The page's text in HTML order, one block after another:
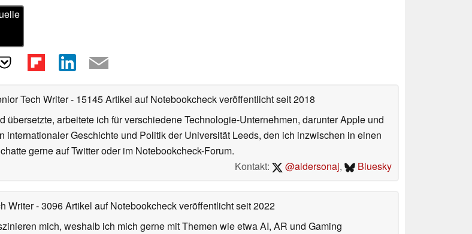
Tech Writer- 15145 Artikel auf Notebookcheck veröffentlichtseit 2018
übersetzte, arbeitete ich für verschiedene Technologie-Unternehmen, darunter Apple und
internationaler Geschichte und Politik der Universität Leeds, den ich inzwischen in einen
gerne auf Twitter oder im Notebookcheck-Forum.
Kontakt:
@aldersonaj, Bluesky
Writer- 3096 Artikel auf Notebookcheck veröffentlichtseit 2022
mich, weshalb ich mich gerne mit Themen wie etwa AI, AR und Gaming